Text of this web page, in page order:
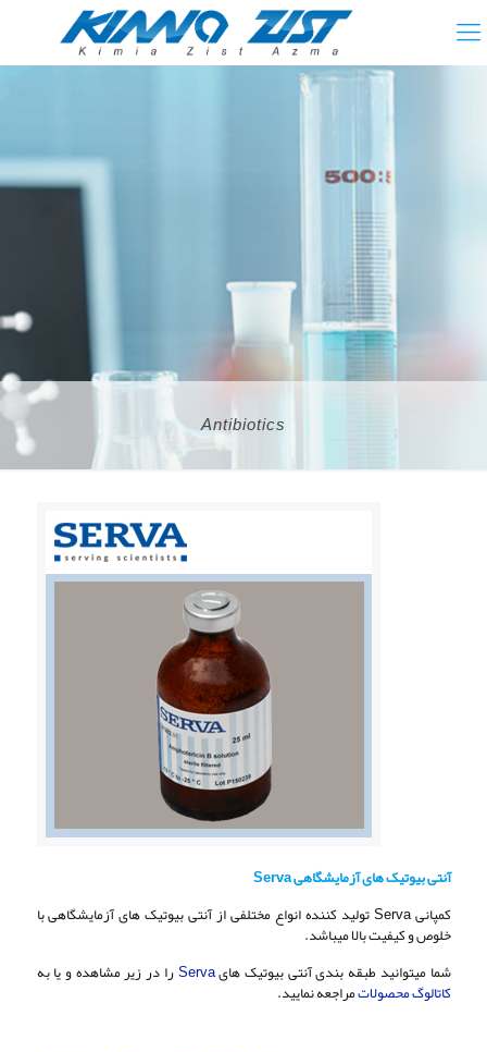
Antibiotics
آنتی بیوتیک های آزمایشگاهی Serva
کمپانی Serva تولید کننده انواع مختلفی از آنتی بیوتیک های آزمایشگاهی با
خلوص و کیفیت بالا میباشد.
شما میتوانید طبقه بندی آنتی بیوتیک هایServaرا در زیر مشاهده و یا به
کاتالوگ محصولاتمراجعه نمایید.